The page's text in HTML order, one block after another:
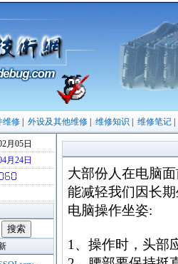
维修 外设及其他维修 维修知识 维修笔记
月05日
月24日
大部份人在电脑
能减轻我们因长
电脑操作坐姿:
1、操作时，头部